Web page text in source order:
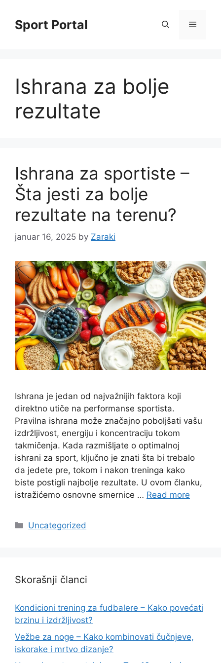
contentSport Portal Menu
Ishrana za bolje
rezultate
Ishrana za sportiste –
Šta jesti za bolje
rezultate na terenu?
januar 16, 2025 by Zaraki
Ishrana je jedan od najvažnijih faktora koji
direktno utiče na performanse sportista.
Pravilna ishrana može značajno poboljšati vašu
izdržljivost, energiju i koncentraciju tokom
takmičenja. Kada razmišljate o optimalnoj
ishrani za sport, ključno je znati šta bi trebalo
da jedete pre, tokom i nakon treninga kako
biste postigli najbolje rezultate. U ovom članku,
istražićemo osnovne smernice … Read more
Categories
Uncategorized
Skorašnji članci
Kondicioni trening za fudbalere – Kako povećati
brzinu i izdržljivost?
Vežbe za noge – Kako kombinovati čučnjeve,
iskorake i mrtvo dizanje?